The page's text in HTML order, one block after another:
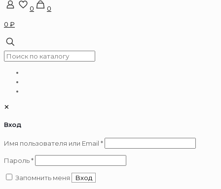
0
0
0 ₽
✕
Вход
Имя пользователя или Email *Обязательно
Пароль*Обязательно
Запомнить меня
Вход